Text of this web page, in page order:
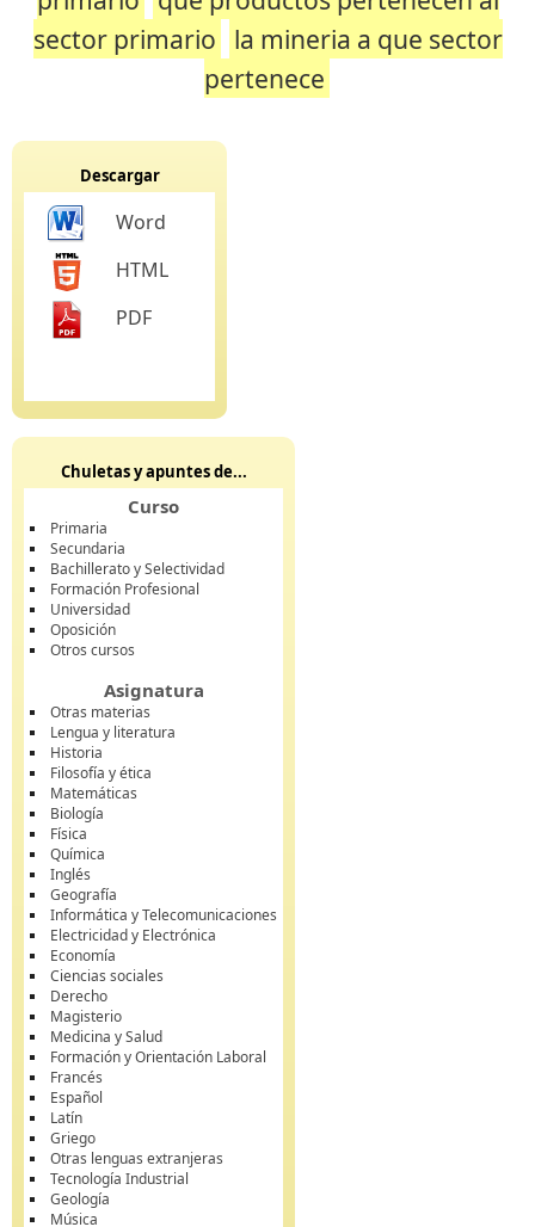
sector primario la mineria a que sector
pertenece
Descargar
Word
HTML
PDF
Chuletas y apuntes de...
Curso
Primaria
Secundaria
Bachillerato y Selectividad
Formación Profesional
Universidad
Oposición
Otros cursos
Asignatura
Otras materias
Lengua y literatura
Historia
Filosofía y ética
Matemáticas
Biología
Física
Química
Inglés
Geografía
Informática y Telecomunicaciones
Electricidad y Electrónica
Economía
Ciencias sociales
Derecho
Magisterio
Medicina y Salud
Formación y Orientación Laboral
Francés
Español
Latín
Griego
Otras lenguas extranjeras
Tecnología Industrial
Geología
Música